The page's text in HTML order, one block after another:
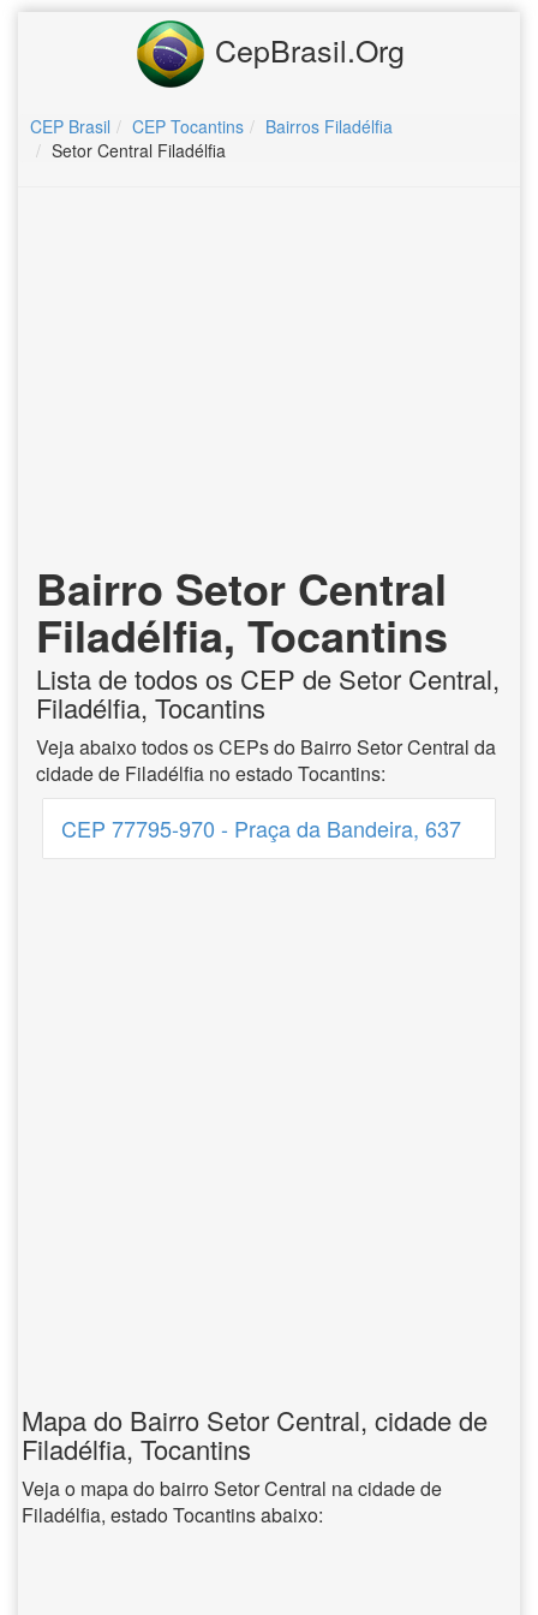
CepBrasil.Org
CEP Brasil CEP Tocantins
Bairros Filadélfia
Setor Central Filadélfia
Bairro Setor Central
Filadélfia, Tocantins
Lista de todos os CEP de Setor Central,
Filadélfia, Tocantins
Veja abaixo todos os CEPs do Bairro Setor Central da
cidade de Filadélfia no estado Tocantins:
CEP 77795-970 - Praça da Bandeira, 637
Mapa do Bairro Setor Central, cidade de
Filadélfia, Tocantins
Veja o mapa do bairro Setor Central na cidade de
Filadélfia, estado Tocantins abaixo: